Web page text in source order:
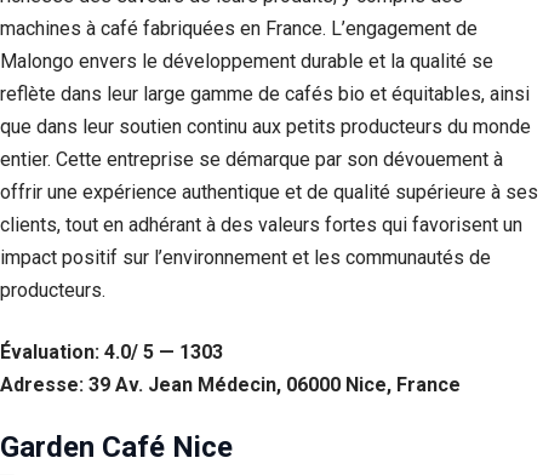
machines à café fabriquées en France. L’engagement de
Malongo envers le développement durable et la qualité se
reflète dans leur large gamme de cafés bio et équitables, ainsi
que dans leur soutien continu aux petits producteurs du monde
entier. Cette entreprise se démarque par son dévouement à
offrir une expérience authentique et de qualité supérieure à ses
clients, tout en adhérant à des valeurs fortes qui favorisent un
impact positif sur l’environnement et les communautés de
producteurs.
Évaluation: 4.0/ 5 — 1303
Adresse: 39 Av. Jean Médecin, 06000 Nice, France
Garden Café Nice
Nécessaire
Ces cookies ne
sont pas
facultatifs. Ils
sont
nécessaires au
fonctionnement
du site Web.
Statistiques
nous
améliorer la
et la structure
du site Web,